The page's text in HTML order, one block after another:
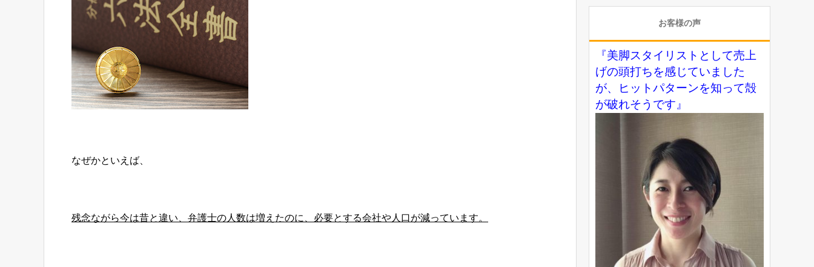
なぜかといえば、
残念ながら今は昔と違い、 弁護士の人数は増えたのに、 必要とする会社や人口が減っています。
お客様の声
『美脚スタイリストとして売上
げの頭打ちを感じていました
が、ヒットパターンを知って殻
が破れそうです』